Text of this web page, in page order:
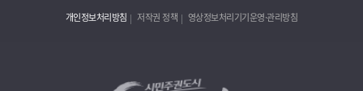
개인정보처리방침 저작권 정책 영상정보처리기기운영·관리방침